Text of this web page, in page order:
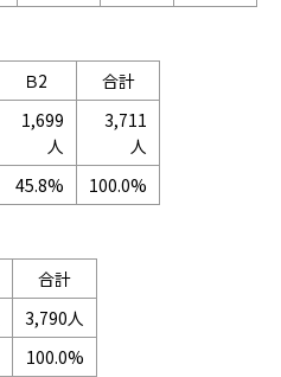
Ｂ2
合計
1,699
人
3,711
人
45.8%
100.0%
合計
3,790人
100.0%